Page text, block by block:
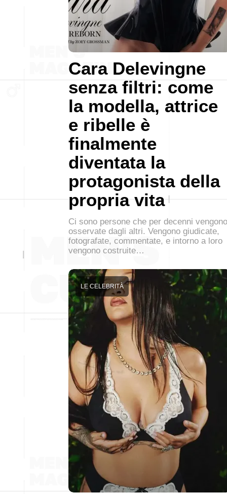
Cara Delevingne
senza filtri: come
la modella, attrice
e ribelle è
finalmente
diventata la
protagonista della
propria vita
Ci sono persone che per decenni vengono
osservate dagli altri. Vengono giudicate,
fotografate, commentate, e intorno a loro
vengono costruite…
LE CELEBRITÀ